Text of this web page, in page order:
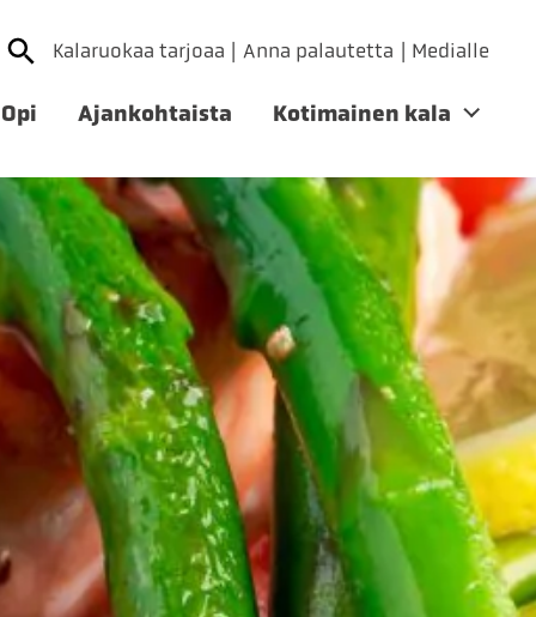
Kalaruokaa tarjoaa Anna palautetta Medialle
Opi Ajankohtaista Kotimainen kala